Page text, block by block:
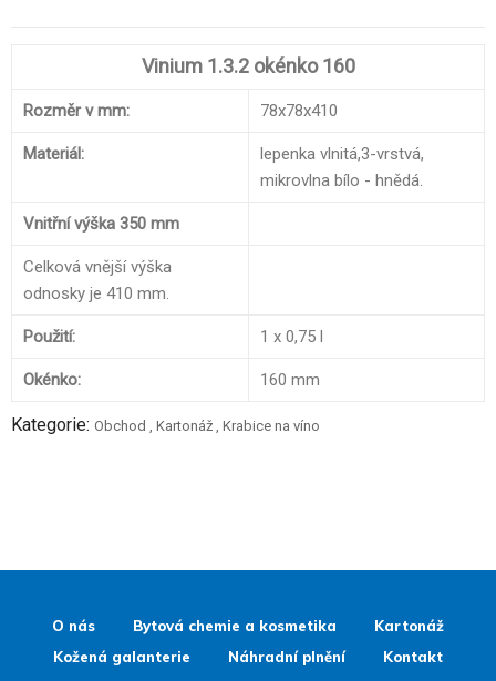
Vinium 1.3.2 okénko 160
Rozměr v mm: 78x78x410
Materiál:
lepenka vlnitá,3-vrstvá,
mikrovlna bílo - hnědá.
Vnitřní výška 350 mm
Celková vnější výška
odnosky je 410 mm.
Použití: 1 x 0,75 l
Okénko: 160 mm
Kategorie: Obchod , Kartonáž , Krabice na víno
the
O nás Bytová chemie a kosmetika
Kartonáž
Kožená galanterie
Náhradní plnění
Kontakt